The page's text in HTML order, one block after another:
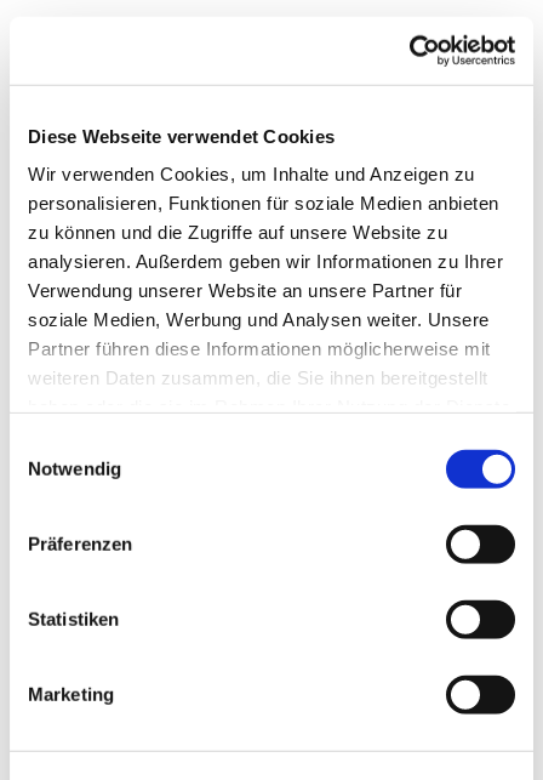
Diese Webseite verwendet Cookies
Wir verwenden Cookies, um Inhalte und Anzeigen zu
personalisieren, Funktionen für soziale Medien anbieten
zu können und die Zugriffe auf unsere Website zu
analysieren. Außerdem geben wir Informationen zu Ihrer
Verwendung unserer Website an unsere Partner für
soziale Medien, Werbung und Analysen weiter. Unsere
Partner führen diese Informationen möglicherweise mit
weiteren Daten zusammen, die Sie ihnen bereitgestellt
Notwendig
Präferenzen
Statistiken
Marketing
Dies könnte Sie auch
interessieren